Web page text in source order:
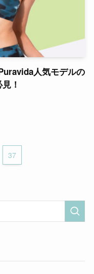
人気モデルの
！
37